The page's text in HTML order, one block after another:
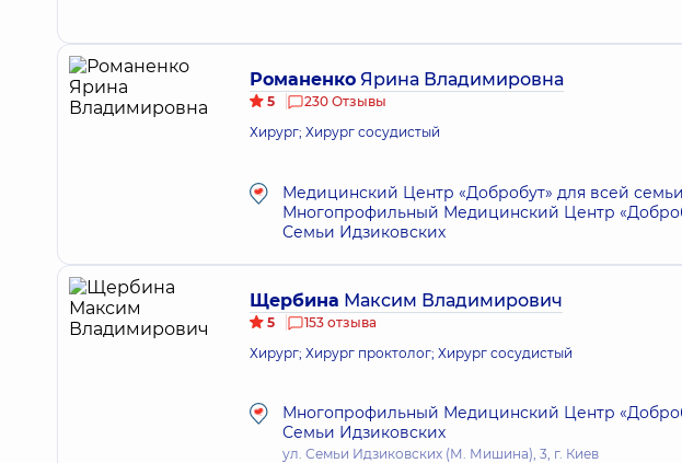
Романенко Ярина Владимировна
5
230 Отзывы
Хирург; Хирург сосудистый
Медицинский Центр «Добробут» для всей
Многопрофильный Медицинский Центр
Семьи Идзиковских
Щербина Максим Владимирович
5
153 отзыва
Хирург; Хирург проктолог; Хирург сосудистый
Многопрофильный Медицинский Центр
Семьи Идзиковских
ул. Семьи Идзиковских (М. Мишина), 3, г. Киев